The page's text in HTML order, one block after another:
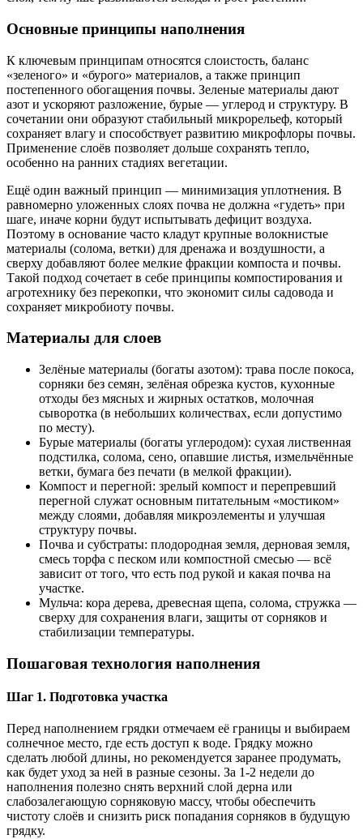
Основные принципы наполнения
К ключевым принципам относятся слоистость, баланс
«зеленого» и «бурого» материалов, а также принцип
постепенного обогащения почвы. Зеленые материалы дают
азот и ускоряют разложение, бурые — углерод и структуру. В
сочетании они образуют стабильный микрорельеф, который
сохраняет влагу и способствует развитию микрофлоры почвы.
Применение слоёв позволяет дольше сохранять тепло,
особенно на ранних стадиях вегетации.
Ещё один важный принцип — минимизация уплотнения. В
равномерно уложенных слоях почва не должна «гудеть» при
шаге, иначе корни будут испытывать дефицит воздуха.
Поэтому в основание часто кладут крупные волокнистые
материалы (солома, ветки) для дренажа и воздушности, а
сверху добавляют более мелкие фракции компоста и почвы.
Такой подход сочетает в себе принципы компостирования и
агротехнику без перекопки, что экономит силы садовода и
сохраняет микробиоту почвы.
Материалы для слоев
Зелёные материалы (богаты азотом): трава после покоса,
сорняки без семян, зелёная обрезка кустов, кухонные
отходы без мясных и жирных остатков, молочная
сыворотка (в небольших количествах, если допустимо
по месту).
Бурые материалы (богаты углеродом): сухая лиственная
подстилка, солома, сено, опавшие листья, измельчённые
ветки, бумага без печати (в мелкой фракции).
Компост и перегной: зрелый компост и перепревший
перегной служат основным питательным «мостиком»
между слоями, добавляя микроэлементы и улучшая
структуру почвы.
Почва и субстраты: плодородная земля, дерновая земля,
смесь торфа с песком или компостной смесью — всё
зависит от того, что есть под рукой и какая почва на
участке.
Мульча: кора дерева, древесная щепа, солома, стружка —
сверху для сохранения влаги, защиты от сорняков и
стабилизации температуры.
Пошаговая технология наполнения
Шаг 1. Подготовка участка
Перед наполнением грядки отмечаем её границы и выбираем
солнечное место, где есть доступ к воде. Грядку можно
сделать любой длины, но рекомендуется заранее продумать,
как будет уход за ней в разные сезоны. За 1-2 недели до
наполнения полезно снять верхний слой дерна или
слабозалегающую сорняковую массу, чтобы обеспечить
чистоту слоёв и снизить риск попадания сорняков в будущую
грядку.